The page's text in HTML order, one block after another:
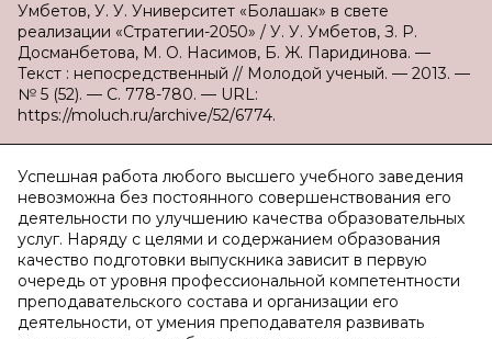
Умбетов, У. У. Университет «Болашак» в свете
реализации «Стратегии-2050» / У. У. Умбетов, З. Р.
Досманбетова, М. О. Насимов, Б. Ж. Паридинова. —
Текст : непосредственный // Молодой ученый. — 2013. —
№ 5 (52). — С. 778-780. — URL:
https://moluch.ru/archive/52/6774.
Успешная работа любого высшего учебного заведения
невозможна без постоянного совершенствования его
деятельности по улучшению качества образовательных
услуг. Наряду с целями и содержанием образования
качество подготовки выпускника зависит в первую
очередь от уровня профессиональной компетентности
преподавательского состава и организации его
деятельности, от умения преподавателя развивать